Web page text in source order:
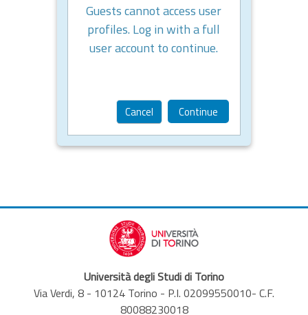
Guests cannot access user
profiles. Log in with a full
user account to continue.
Cancel Continue
Università degli Studi di Torino
Via Verdi, 8 - 10124 Torino - P.I. 02099550010- C.F.
80088230018